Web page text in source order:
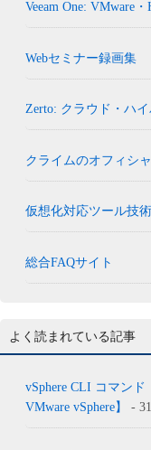
Veeam One: VMware
Webセミナー録画集
Zerto: クラウド・ハ
クライムのオフィシ
仮想化対応ツール技
総合FAQサイト
よく読まれている記事
vSphere CLI コマン
VMware vSphere】
-